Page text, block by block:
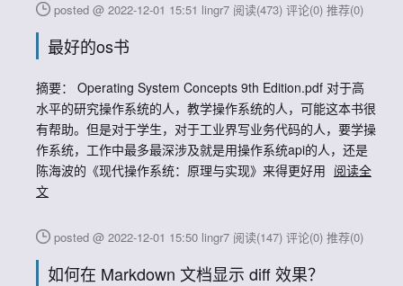
posted @ 2022-12-01 15:51 lingr7 阅读(473) 评论(0) 推荐(0)
最好的os书
摘要： Operating System Concepts 9th Edition.pdf 对于高
水平的研究操作系统的人，教学操作系统的人，可能这本书很
有帮助。但是对于学生，对于工业界写业务代码的人，要学操
作系统，工作中最多最深涉及就是用操作系统api的人，还是
陈海波的《现代操作系统：原理与实现》来得更好用 阅读全
文
posted @ 2022-12-01 15:50 lingr7 阅读(147) 评论(0) 推荐(0)
如何在 Markdown 文档显示 diff 效果？